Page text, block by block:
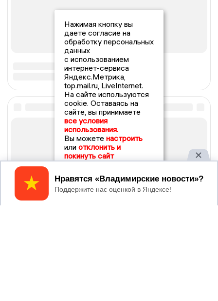
Нажимая кнопку вы
даете согласие на
обработку персональных
данных
с использованием
интернет-сервиса
Яндекс.Метрика,
top.mail.ru, LiveInternet.
На сайте используются
cookie. Оставаясь на
сайте, вы принимаете
все условия
использования.
Вы можете настроить
или отклонить и
покинуть сайт
Принять